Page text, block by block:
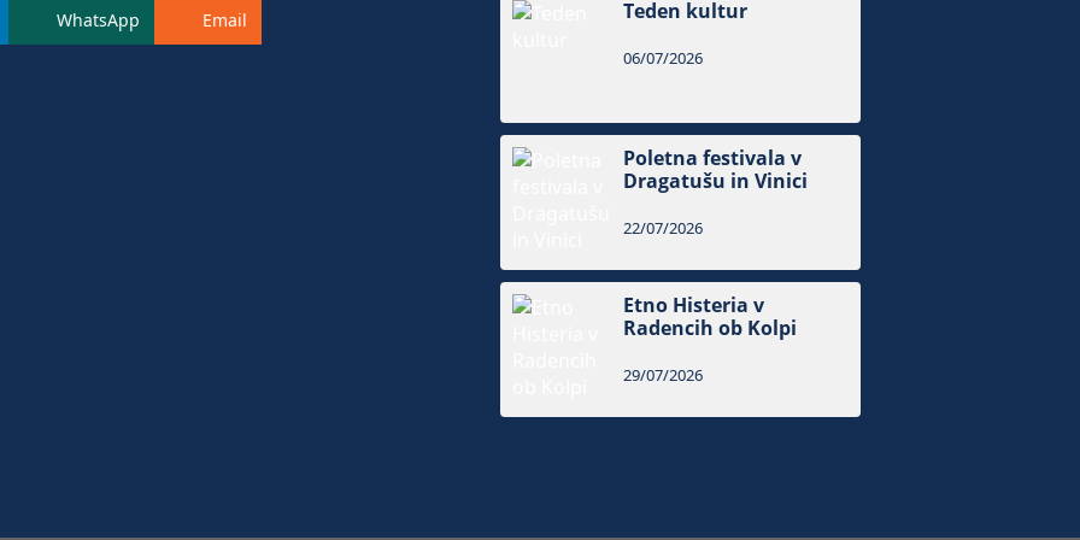
WhatsApp Email Teden kultur
06/07/2026
Poletna festivala v
Dragatušu in Vinici
22/07/2026
Etno Histeria v
Radencih ob Kolpi
29/07/2026